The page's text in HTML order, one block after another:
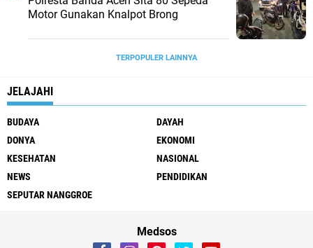
Motor Gunakan Knalpot Brong
TERPOPULER LAINNYA
JELAJAHI
BUDAYA
DAYAH
DONYA
EKONOMI
KESEHATAN
NASIONAL
NEWS
PENDIDIKAN
SEPUTAR NANGGROE
Medsos